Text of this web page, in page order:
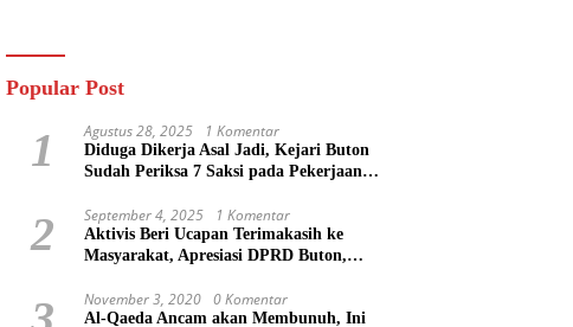
Popular Post
1 Agustus 28, 2025 1 Komentar
Diduga Dikerja Asal Jadi, Kejari Buton
Sudah Periksa 7 Saksi pada Pekerjaan
Capai Rp 100 Juta Lebih
2 September 4, 2025 1 Komentar
Aktivis Beri Ucapan Terimakasih ke
Masyarakat, Apresiasi DPRD Buton,
November 3, 2020 0 Komentar
Al-Qaeda Ancam akan Membunuh, Ini